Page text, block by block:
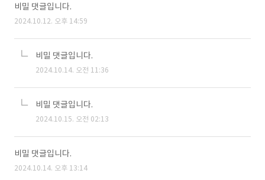
비밀 댓글입니다.
2024.10.12. 오후 14:59
비밀 댓글입니다.
2024.10.14. 오전 11:36
비밀 댓글입니다.
2024.10.15. 오전 02:13
비밀 댓글입니다.
2024.10.14. 오후 13:14